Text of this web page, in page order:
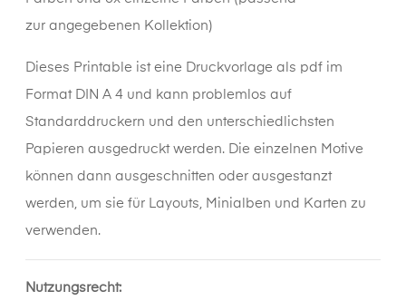
zur angegebenen Kollektion)
Dieses Printable ist eine Druckvorlage als pdf im
Format DIN A 4 und kann problemlos auf
Standarddruckern und den unterschiedlichsten
Papieren ausgedruckt werden. Die einzelnen Motive
können dann ausgeschnitten oder ausgestanzt
werden, um sie für Layouts, Minialben und Karten zu
verwenden.
Nutzungsrecht: